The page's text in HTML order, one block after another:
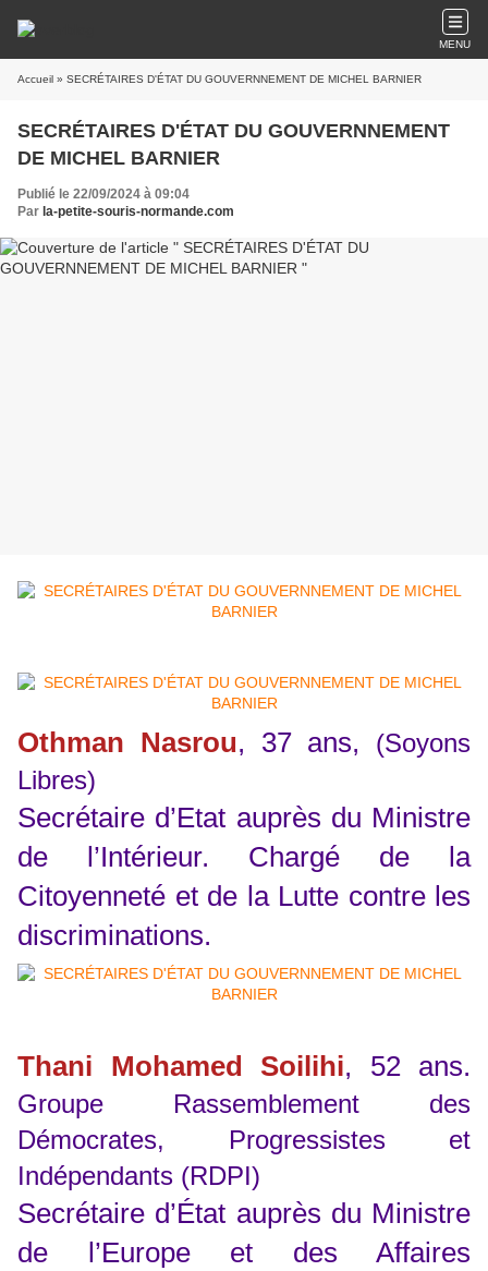
MENU
Accueil » SECRÉTAIRES D'ÉTAT DU GOUVERNNEMENT DE MICHEL BARNIER
SECRÉTAIRES D'ÉTAT DU GOUVERNNEMENT
DE MICHEL BARNIER
Publié le 22/09/2024 à 09:04
Par la-petite-souris-normande.com
Othman Nasrou, 37 ans, (Soyons
Libres)
Secrétaire d’Etat auprès du Ministre
de l’Intérieur. Chargé de la
Citoyenneté et de la Lutte contre les
discriminations.
Thani Mohamed Soilihi, 52 ans.
Groupe Rassemblement des
Démocrates, Progressistes et
Indépendants (RDPI)
Secrétaire d’État auprès du Ministre
de l’Europe et des Affaires